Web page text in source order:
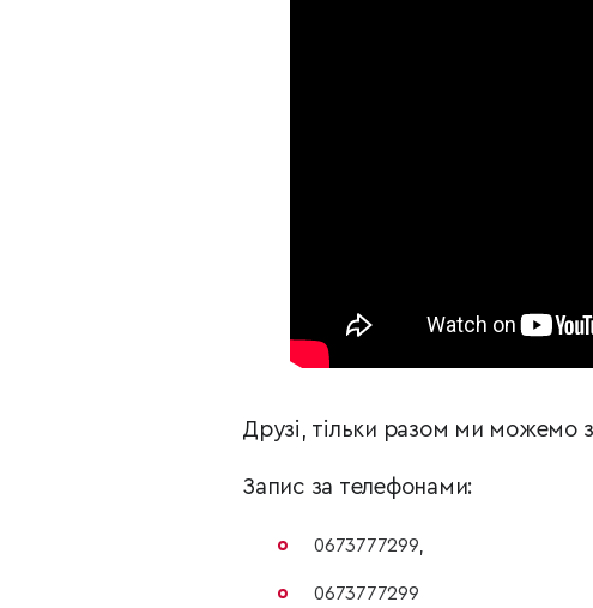
Друзі, тільки разом ми можемо
Запис за телефонами:
0673777299,
0673777299